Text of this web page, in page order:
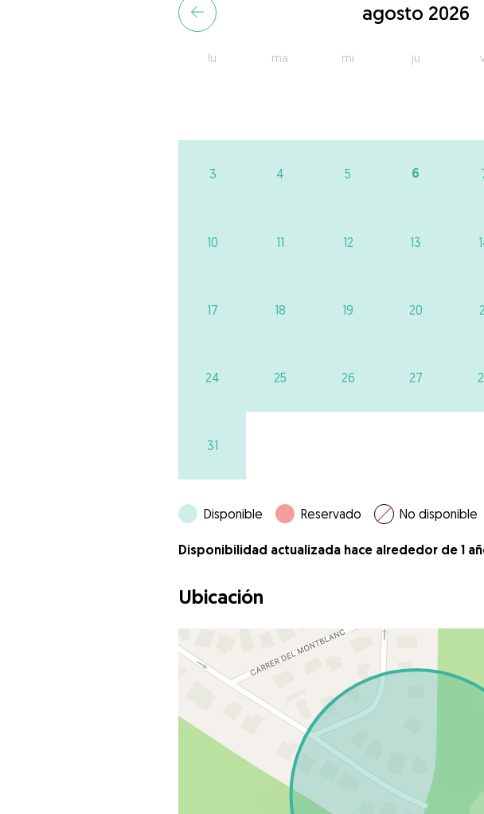
agosto 2026
lu ma mi ju
3 4 5 6
10 11 12 13
17 18 19 20
24 25 26 27
31
Disponible Reservado No disponible
Disponibilidad actualizada hace alrededor de 1
Ubicación